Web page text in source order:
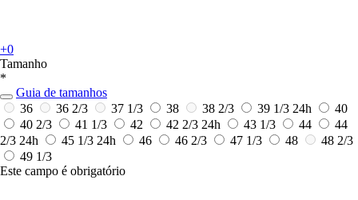
+0
Tamanho
*
Guia de tamanhos
36
36 2/3 37 1/3 38 38 2/3 39 1/3 24h
40
40 2/3
41 1/3 42 42 2/3 24h 43 1/3 44
44
2/3 24h 45 1/3 24h 46 46 2/3 47 1/3 48
48 2/3
49 1/3
Este campo é obrigatório